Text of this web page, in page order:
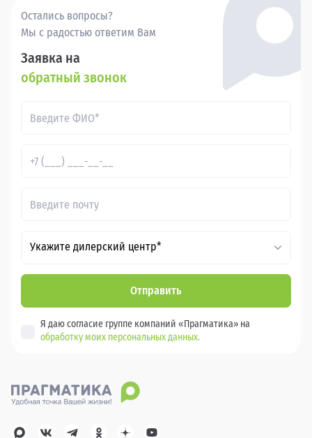
Остались вопросы?
Мы с радостью ответим Вам
Заявка на
обратный звонок
Укажите дилерский центр*
Отправить
Я даю согласие группе компаний «Прагматика» на
обработку моих персональных данных.